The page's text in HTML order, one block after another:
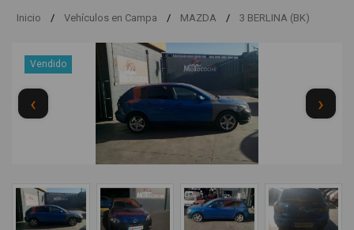
Inicio / Vehículos en Campa / MAZDA / 3 BERLINA (BK)
Vendido
‹ ›